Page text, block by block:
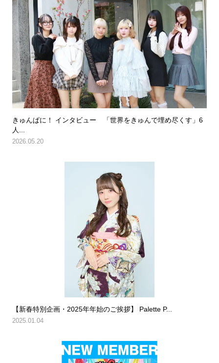
きゅんぱに！ インタビュー 「世界をきゅんで埋め尽くす」6
人...
2026.05.20
【新春特別企画・2025年年始のご挨拶】 Palette P...
2025.01.04